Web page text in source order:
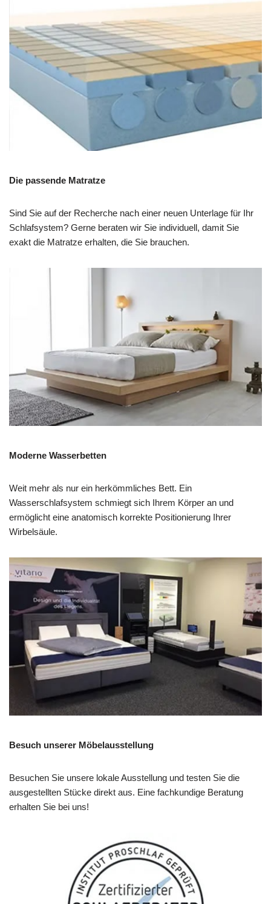
Die passende Matratze
Sind Sie auf der Recherche nach einer neuen Unterlage für Ihr
Schlafsystem? Gerne beraten wir Sie individuell, damit Sie
exakt die Matratze erhalten, die Sie brauchen.
Moderne Wasserbetten
Weit mehr als nur ein herkömmliches Bett. Ein
Wasserschlafsystem schmiegt sich Ihrem Körper an und
ermöglicht eine anatomisch korrekte Positionierung Ihrer
Wirbelsäule.
Besuch unserer Möbelausstellung
Besuchen Sie unsere lokale Ausstellung und testen Sie die
ausgestellten Stücke direkt aus. Eine fachkundige Beratung
erhalten Sie bei uns!